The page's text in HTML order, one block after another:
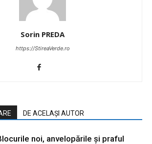
Sorin PREDA
https://StireaVerde.ro
DE ACELAȘI AUTOR
noi, anvelopările și praful